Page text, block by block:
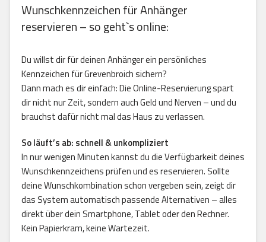
Wunschkennzeichen für Anhänger
reservieren – so geht`s online:
Du willst dir für deinen Anhänger ein persönliches
Kennzeichen für Grevenbroich sichern?
Dann mach es dir einfach: Die Online-Reservierung spart
dir nicht nur Zeit, sondern auch Geld und Nerven – und du
brauchst dafür nicht mal das Haus zu verlassen.
So läuft’s ab: schnell & unkompliziert
In nur wenigen Minuten kannst du die Verfügbarkeit deines
Wunschkennzeichens prüfen und es reservieren. Sollte
deine Wunschkombination schon vergeben sein, zeigt dir
das System automatisch passende Alternativen – alles
direkt über dein Smartphone, Tablet oder den Rechner.
Kein Papierkram, keine Wartezeit.